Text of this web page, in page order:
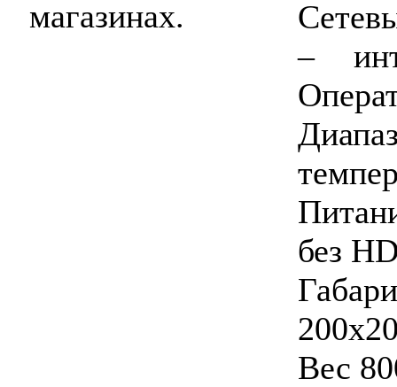
магазинах.
–
без
Вес